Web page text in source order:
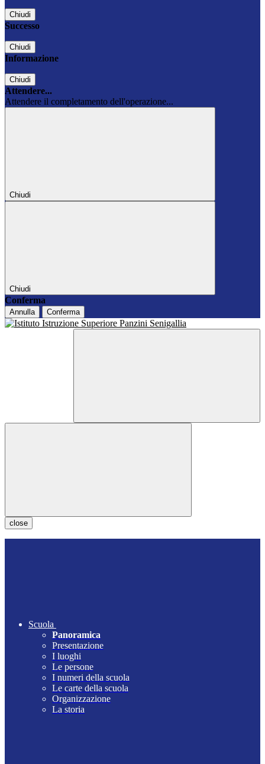
Chiudi
Successo
Chiudi
Informazione
Chiudi
Attendere...
Attendere il completamento dell'operazione...
Chiudi
Chiudi
Conferma
Annulla Conferma
close
Scuola
Panoramica
Presentazione
I luoghi
Le persone
I numeri della scuola
Le carte della scuola
Organizzazione
La storia